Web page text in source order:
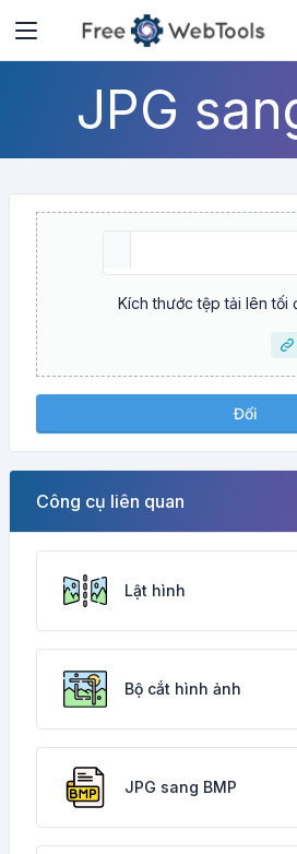
JPG
Kích thước tệp tải lên tối
Đổi
Công cụ liên quan
Lật hình
Bộ cắt hình ảnh
JPG sang BMP